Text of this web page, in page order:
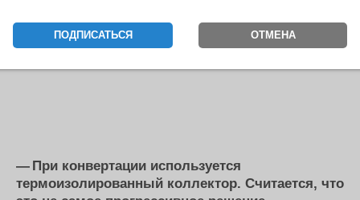
— При конвертации используется
термоизолированный коллектор. Считается, что
ПОДПИСАТЬСЯ ОТМЕНА